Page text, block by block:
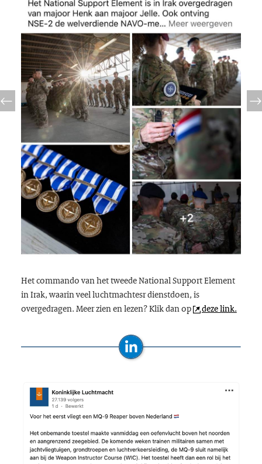
Het commando van het tweedeNational Support Element
in Irak, waarin veel luchtmachtesr dienstdoen, is
overgedragen. Meer zien en lezen? Klik dan op
deze link.